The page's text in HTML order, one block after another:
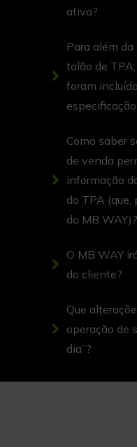
Papel (em
papel
Racional de
a) Uma
vertical são
talão tem,
imprimir 3
b) A
c) Neste
papel são
ativa?
Para além
talão de
foram
Como saber
de venda
informação
do TPA (que,
do MB WAY)?
O MB WAY
do cliente?
Que
operação de
dia”?